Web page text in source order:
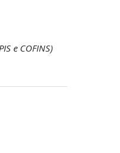
e COFINS)